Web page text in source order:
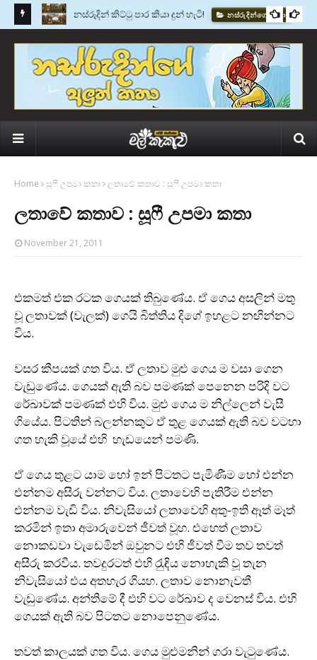
වසර 2600කට පෙර සිටි පෙරළිකාරයා - ඇනෙක්සිමැන්ඩර්
Home සූෆි උපමා කතා ලතාවේ කතාව : සූෆී උපමා කතා
ලතාවේ කතාව : සූෆී උපමා කතා
November 21, 2011
එකමත් එක රටක ගෙයක් තිබුණේය. ඒ ගෙය අසලින් මතු
වූ ලතාවක් (වැලක්) ගෙයි බිත්තිය දිගේ ඉහළට නඟින්නට
විය.
වසර කීපයක් ගත විය. ඒ ලතාව මුළු ගෙය ම වසා ගෙන
වැඩුණේය. ගෙයක් ඇති බව පමණක් පෙනෙන පරිදි වට
රේඛාවක් පමණක් එහි විය. මුළු ගෙය ම නිල්ලෙන් වැසී
ගියේය. පිටතින් බලන්නකුට ඒ තුළ ගෙයක් ඇති බව වටහා
ගත හැකි වූයේ එහි හැඩයෙන් පමණි.
ඒ ගෙය තුළට යාම හෝ ඉන් පිටතට පැමිණීම හෝ එන්න
එන්නම අසීරු වන්නට විය. ලතාවෙහි පැතිරීම එන්න
එන්නම වැඩි විය. නිවැසියෝ ලතාවෙහි අතු-ඉති ඈත් මෑත්
කරමින් ඉතා අමාරුවෙන් ජීවත් වූහ. එහෙත් ලතාව
නොකඩවා වැඩෙමින් ඔවුනට එහි ජීවත් වීම තව තවත්
අසීරු කරවීය. තවදුරටත් එහි රැුඳිය නොහැකි වූ තැන
නිවැසියෝ එය අතහැර ගියහ. ලතාව නොනැවතී
වැඩුණේය. අන්තිමේ දී එහි වට රේඛාව ද වෙනස් විය. එහි
ගෙයක් ඇති බව පිටතට නොපෙනුණේය.
තවත් කාලයක් ගත විය. ගෙය මුළුමනින් ගරා වැටුණේය.